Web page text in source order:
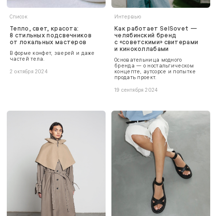
Список
Тепло, свет, красота:
8 стильных подсвечников
от локальных мастеров
В форме конфет, зверей и даже
частей тела.
2 октября 2024
Интервью
Как работает SelSovet —
челябинский бренд
с «советскими» свитерами
и киноколлабами
Основательница модного
бренда — о ностальгическом
концепте, аутсорсе и попытке
продать проект.
19 сентября 2024